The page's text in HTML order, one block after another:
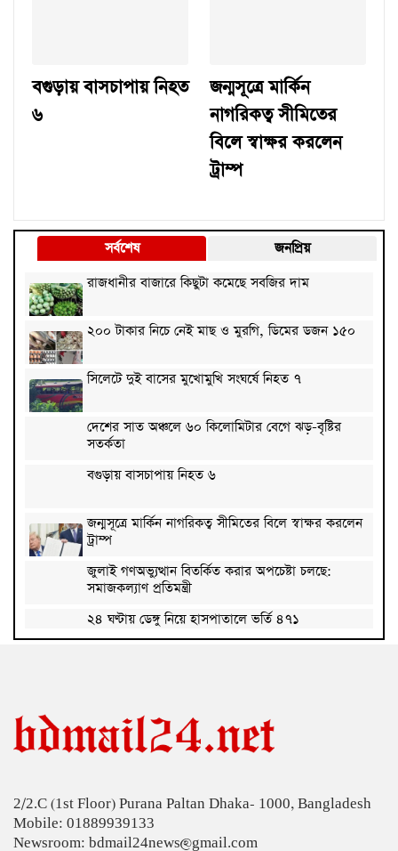
বগুড়ায় বাসচাপায় নিহত
৬
জন্মসূত্রে মার্কিন
নাগরিকত্ব সীমিতের
বিলে স্বাক্ষর করলেন
ট্রাম্প
সর্বশেষ
জনপ্রিয়
রাজধানীর বাজারে কিছুটা কমেছে সবজির দাম
২০০ টাকার নিচে নেই মাছ ও মুরগি, ডিমের ডজন ১৫০
সিলেটে দুই বাসের মুখোমুখি সংঘর্ষে নিহত ৭
দেশের সাত অঞ্চলে ৬০ কিলোমিটার বেগে ঝড়-বৃষ্টির
সতর্কতা
বগুড়ায় বাসচাপায় নিহত ৬
জন্মসূত্রে মার্কিন নাগরিকত্ব সীমিতের বিলে স্বাক্ষর করলেন
ট্রাম্প
জুলাই গণঅভ্যুত্থান বিতর্কিত করার অপচেষ্টা চলছে:
সমাজকল্যাণ প্রতিমন্ত্রী
২৪ ঘণ্টায় ডেঙ্গু নিয়ে হাসপাতালে ভর্তি ৪৭১
উন্নত দেশগুলোতে চাকরি হারানোর ঝুঁকি তিন গুণ বেশি :
বিশ্বব্যাংক
চার বছরে ফ্যামিলি কার্ডের আওতায় আসবে ১ কোটি ৬০
লাখ পরিবার
2/2.C (1st Floor) Purana Paltan Dhaka- 1000, Bangladesh
Mobile: 01889939133
Newsroom: bdmail24news@gmail.com